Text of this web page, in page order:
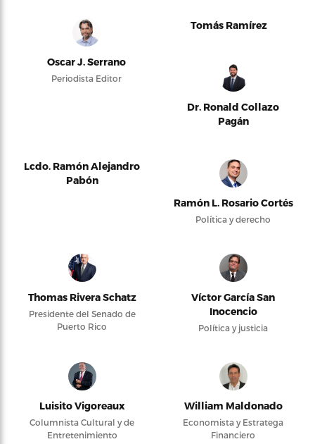
Oscar J. Serrano
Periodista Editor
Tomás Ramírez
Dr. Ronald Collazo
Pagán
Lcdo. Ramón Alejandro
Pabón
Ramón L. Rosario Cortés
Política y derecho
Thomas Rivera Schatz
Presidente del Senado de
Puerto Rico
Víctor García San
Inocencio
Política y justicia
Luisito Vigoreaux
Columnista Cultural y de
Entretenimiento
William Maldonado
Economista y Estratega
Financiero